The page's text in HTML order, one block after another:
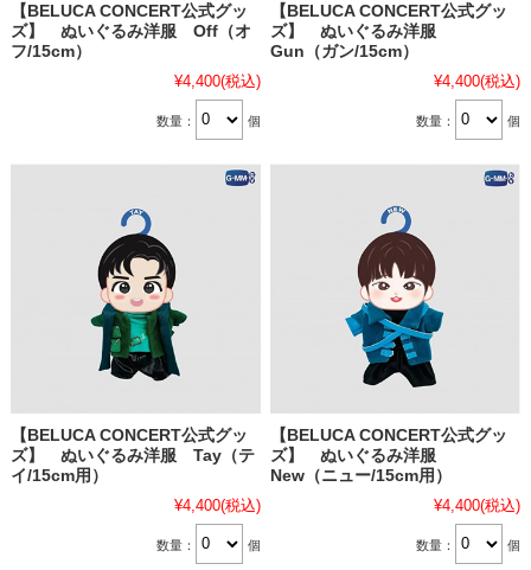
【BELUCA CONCERT公式グッ
ズ】 ぬいぐるみ洋服 Off（オ
フ/15cm）
¥4,400(税込)
数量： 個
【BELUCA CONCERT公式グッ
ズ】 ぬいぐるみ洋服
Gun（ガン/15cm）
¥4,400(税込)
数量： 個
【BELUCA CONCERT公式グッ
ズ】 ぬいぐるみ洋服 Tay（テ
イ/15cm用）
¥4,400(税込)
数量： 個
【BELUCA CONCERT公式グッ
ズ】 ぬいぐるみ洋服
New（ニュー/15cm用）
¥4,400(税込)
数量： 個